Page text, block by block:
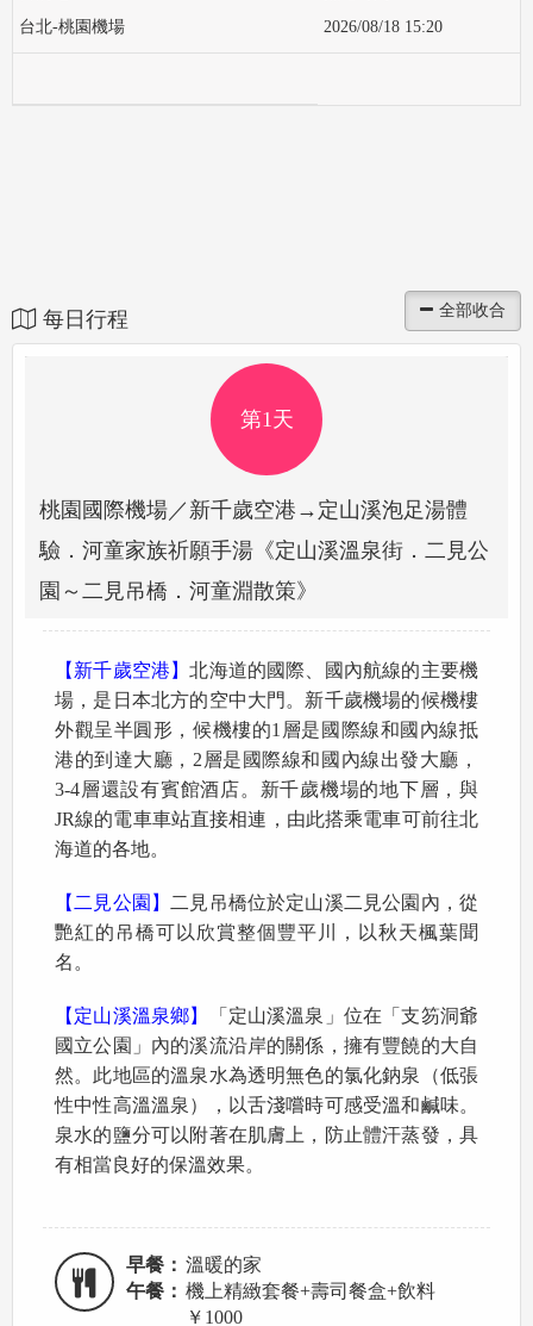
台北-桃園機場 2026/08/18 15:20
每日行程
第1天
桃園國際機場／新千歲空港→定山溪泡足湯體
驗．河童家族祈願手湯《定山溪溫泉街．二見公
園～二見吊橋．河童淵散策》
【新千歲空港】北海道的國際、國內航線的主要機
場，是日本北方的空中大門。新千歲機場的候機樓
外觀呈半圓形，候機樓的1層是國際線和國內線抵
港的到達大廳，2層是國際線和國內線出發大廳，
3-4層還設有賓館酒店。新千歲機場的地下層，與
JR線的電車車站直接相連，由此搭乘電車可前往北
海道的各地。
【二見公園】
二見吊橋位於定山溪二見公園內，從
艷紅的吊橋可以欣賞整個豐平川，以秋天楓葉聞
名。
【定山溪溫泉鄉】
「定山溪溫泉」位在「支笏洞爺
國立公園」內的溪流沿岸的關係，擁有豐饒的大自
然。此地區的溫泉水為透明無色的氯化鈉泉（低張
性中性高溫溫泉），以舌淺嚐時可感受溫和鹹味。
泉水的鹽分可以附著在肌膚上，防止體汗蒸發，具
有相當良好的保溫效果。
早餐： 溫暖的家
午餐： 機上精緻套餐+壽司餐盒+飲料
￥1000